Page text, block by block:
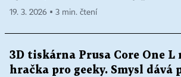
19. 3. 2026 ▪ 3 min. čtení
3D tiskárna Prusa Core One L
hračka pro geeky. Smysl dává